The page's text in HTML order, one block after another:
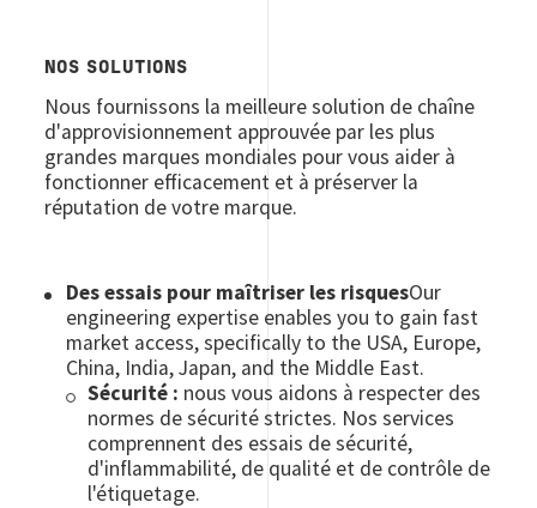
NOS SOLUTIONS
Nous fournissons la meilleure solution de chaîne
d'approvisionnement approuvée par les plus
grandes marques mondiales pour vous aider à
fonctionner efficacement et à préserver la
réputation de votre marque.
Des essais pour maîtriser les risquesOur
engineering expertise enables you to gain fast
market access, specifically to the USA, Europe,
China, India, Japan, and the Middle East.
Sécurité : nous vous aidons à respecter des
normes de sécurité strictes. Nos services
comprennent des essais de sécurité,
d'inflammabilité, de qualité et de contrôle de
l'étiquetage.